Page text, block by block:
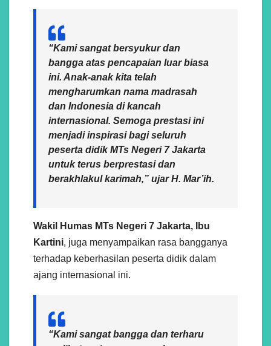
“Kami sangat bersyukur dan
bangga atas pencapaian luar biasa
ini. Anak-anak kita telah
mengharumkan nama madrasah
dan Indonesia di kancah
internasional. Semoga prestasi ini
menjadi inspirasi bagi seluruh
peserta didik MTs Negeri 7 Jakarta
untuk terus berprestasi dan
berakhlakul karimah,” ujar H. Mar’ih.
Wakil Humas MTs Negeri 7 Jakarta, Ibu
Kartini, juga menyampaikan rasa bangganya
terhadap keberhasilan peserta didik dalam
ajang internasional ini.
“Kami sangat bangga dan terharu